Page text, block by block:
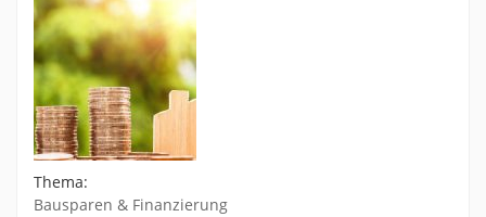
Thema:
Bausparen & Finanzierung